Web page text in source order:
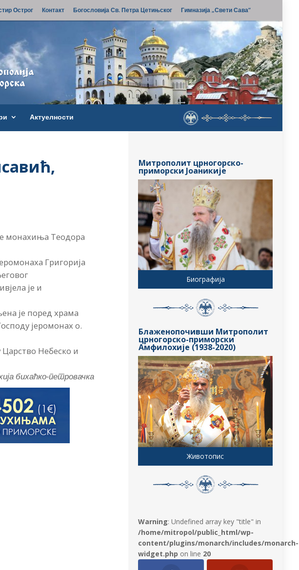
Острог Контакт Богословија Св. Петра Цетињског Гимназија „Свети Сава“
Актуелности
монахиња Теодора
Григорија
је и
је поред храма
јеромонах о.
Небеско и
бихаћко-петровачка
Митрополит црногорско-
приморски Јоаникије
Биографија
Блаженопочивши Митрополит
црногорско-приморски
Амфилохије (1938-2020)
Животопис
Warning: Undefined array key "title" in
/home/mitropol/public_html/wp-
content/plugins/monarch/includes/monarch-
widget.php on line 20